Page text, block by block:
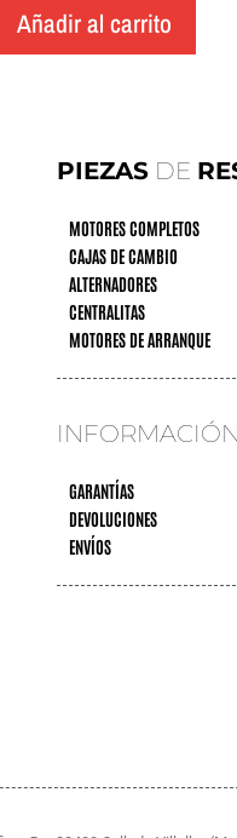
Añadir al carrito
PIEZASDE
MOTORES COMPLETOS
CAJAS DE CAMBIO
ALTERNADORES
CENTRALITAS
MOTORES DE ARRANQUE
INFORMACIÓN
GARANTÍAS
DEVOLUCIONES
ENVÍOS